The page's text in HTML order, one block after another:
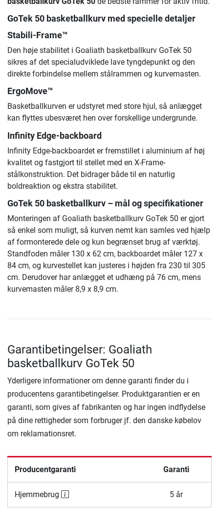
GoTek 50 basketballkurv med specielle detaljer
Stabili-Frame™
Den høje stabilitet i Goaliath basketballkurv GoTek 50
sikres af det specialudviklede lave tyngdepunkt og den
direkte forbindelse mellem stålrammen og kurvemasten.
ErgoMove™
Basketballkurven er udstyret med store hjul, så anlægget
kan flyttes ubesværet hen over forskellige undergrunde.
Infinity Edge-backboard
Infinity Edge-backboardet er fremstillet i aluminium af høj
kvalitet og fastgjort til stellet med en X-Frame-
stålkonstruktion. Det bidrager både til en naturlig
boldreaktion og ekstra stabilitet.
GoTek 50 basketballkurv – mål og specifikationer
Monteringen af Goaliath basketballkurv GoTek 50 er gjort
så enkel som muligt, så kurven nemt kan samles ved hjælp
af formonterede dele og kun begrænset brug af værktøj.
Standfoden måler 130 x 62 cm, backboardet måler 127 x
84 cm, og kurvestellet kan justeres i højden fra 230 til 305
cm. Derudover har anlægget et udhæng på 76 cm, mens
kurvemasten måler 8,9 x 8,9 cm.
Garantibetingelser: Goaliath
basketballkurv GoTek 50
Yderligere informationer om denne garanti finder du i
producentens garantibetingelser. Produktgarantien er en
garanti, som gives af fabrikanten og har ingen indflydelse
på dine rettigheder som forbruger jf. den danske købelov
om reklamationsret.
Producentgaranti Garanti
Hjemmebrug 5 år